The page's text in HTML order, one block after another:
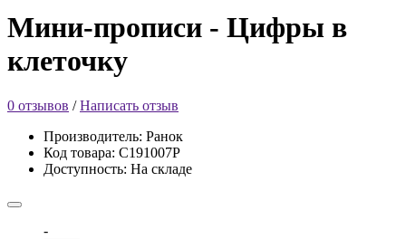
Мини-прописи - Цифры в
клеточку
0 отзывов /Написать отзыв
Производитель: Ранок
Код товара: С191007Р
Доступность: На складе
-